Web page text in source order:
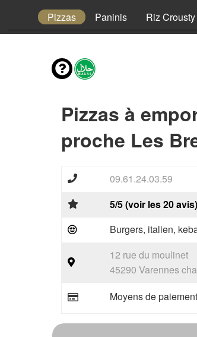
Pizzas Paninis Riz Crousty
Pizzas à
proche Les
09.61.24.03.59
5/5 (voir les 20 avis)
Burgers, italien,
12 rue du moulinet
45290 Varennes
Moyens de